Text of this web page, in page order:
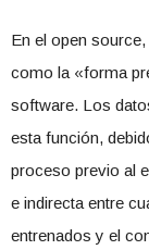
En el open
como la «forma
software. Los
esta función,
proceso previo al
e indirecta entre
entrenados y el